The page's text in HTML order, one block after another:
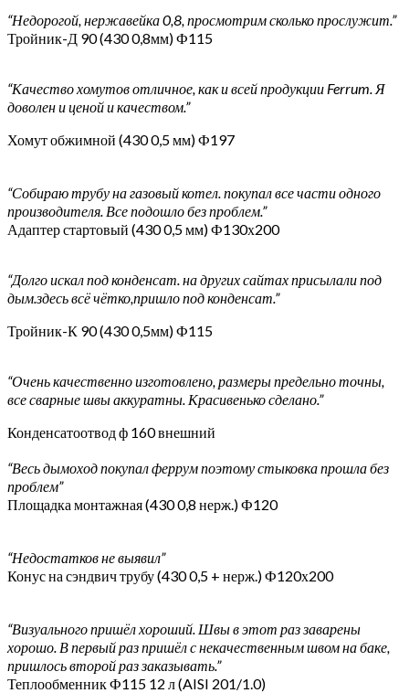
“Недорогой, нержавейка 0,8, просмотрим сколько прослужит.”
Тройник-Д 90 (430 0,8мм) Ф115
“Качество хомутов отличное, как и всей продукции Ferrum. Я
доволен и ценой и качеством.”
Хомут обжимной (430 0,5 мм) Ф197
“Собираю трубу на газовый котел. покупал все части одного
производителя. Все подошло без проблем.”
Адаптер стартовый (430 0,5 мм) Ф130х200
“Долго искал под конденсат. на других сайтах присылали под
дым.здесь всё чётко,пришло под конденсат.”
Тройник-К 90 (430 0,5мм) Ф115
“Очень качественно изготовлено, размеры предельно точны,
все сварные швы аккуратны. Красивенько сделано.”
Конденсатоотвод ф 160 внешний
“Весь дымоход покупал феррум поэтому стыковка прошла без
проблем”
Площадка монтажная (430 0,8 нерж.) Ф120
“Недостатков не выявил”
Конус на сэндвич трубу (430 0,5 + нерж.) Ф120х200
“Визуального пришёл хороший. Швы в этот раз заварены
хорошо. В первый раз пришёл с некачественным швом на баке,
пришлось второй раз заказывать.”
Теплообменник Ф115 12 л (AISI 201/1.0)